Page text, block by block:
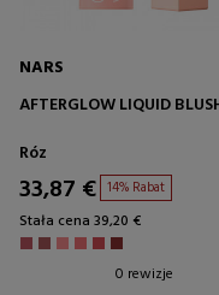
NARS
AFTERGLOW LIQUID
Róz
33,87 € 14% Rabat
Stała cena 39,20 €
0 rewizje